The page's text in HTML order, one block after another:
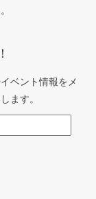
ベント情報をメ
ます。